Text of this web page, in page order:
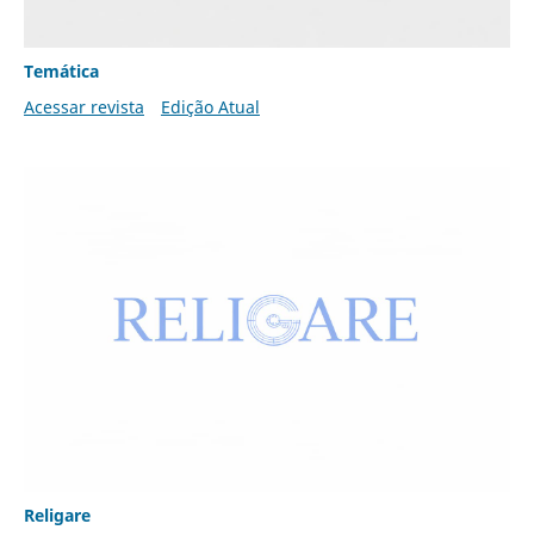
Temática
Acessar revista
Edição Atual
Religare